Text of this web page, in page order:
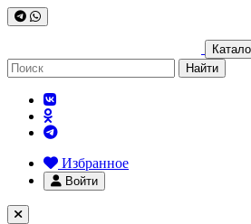
Найти
Избранное
Войти